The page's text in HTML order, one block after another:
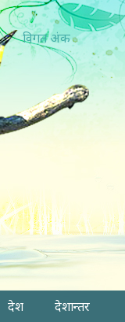
विगत अंक
देश
देशान्तर